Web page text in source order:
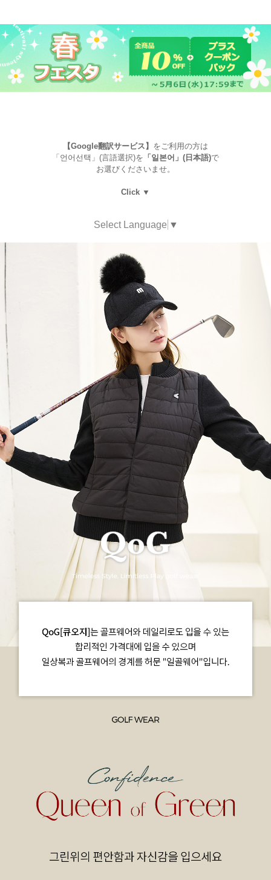
【Google翻訳サービス】 をご利用の方は
「언어선택」(言語選択)を 「일본어」(日本語)で
お選びくださいませ。
Click ▼
Select Language ▼